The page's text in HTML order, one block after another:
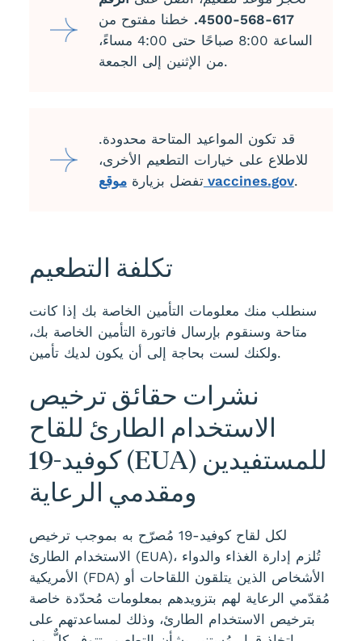
617-568-4500.
خطنا مفتوح من
الساعة 8:00 صباحًا حتى 4:00 مساءً،
من الإثنين إلى الجمعة.
قد تكون المواعيد المتاحة محدودة.
للاطلاع على خيارات التطعيم الأخرى،
تفضل بزيارةموقع vaccines.gov.
تكلفة التطعيم
سنطلب منك معلومات التأمين الخاصة بك إذا كانت
متاحة وسنقوم بإرسال فاتورة التأمين الخاصة بك،
ولكنك لست بحاجة إلى أن يكون لديك تأمين.
نشرات حقائق ترخيص
الاستخدام الطارئ للقاح
كوفيد-19 (EUA) للمستفيدين
ومقدمي الرعاية
لكل لقاح كوفيد-19 مُصرّح به بموجب ترخيص
الاستخدام الطارئ (EUA)، تُلزم إدارة الغذاء والدواء
الأمريكية (FDA) الأشخاص الذين يتلقون اللقاحات أو
مُقدّمي الرعاية لهم بتزويدهم بمعلومات مُحدّدة خاصة
بترخيص الاستخدام الطارئ، وذلك لمساعدتهم على